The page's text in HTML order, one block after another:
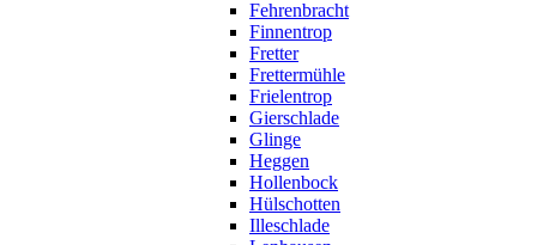
Fehrenbracht
Finnentrop
Fretter
Frettermühle
Frielentrop
Gierschlade
Glinge
Heggen
Hollenbock
Hülschotten
Illeschlade